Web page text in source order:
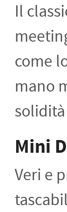
Il
come
mano
Mini
Veri e